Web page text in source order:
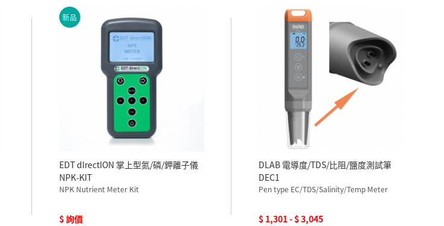
新品
EDT dIrectION 掌上型氮/磷/鉀離子儀
NPK-KIT
NPK Nutrient Meter Kit
$ 詢價
DLAB 電導度/TDS/比阻/鹽度測試筆
DEC1
Pen type EC/TDS/Salinity/Temp Meter
$ 1,301 - $ 3,045